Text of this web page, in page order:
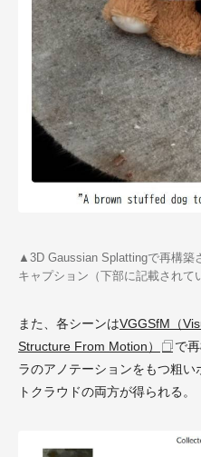
▲3D Gaussian Splattingで再構築
キャプション（下部に記載されて
また、各シーンはVGGSfM（
Structure From Motion）
で
ラのアノテーションをもつ粗
トクラウドの両方が得られる。